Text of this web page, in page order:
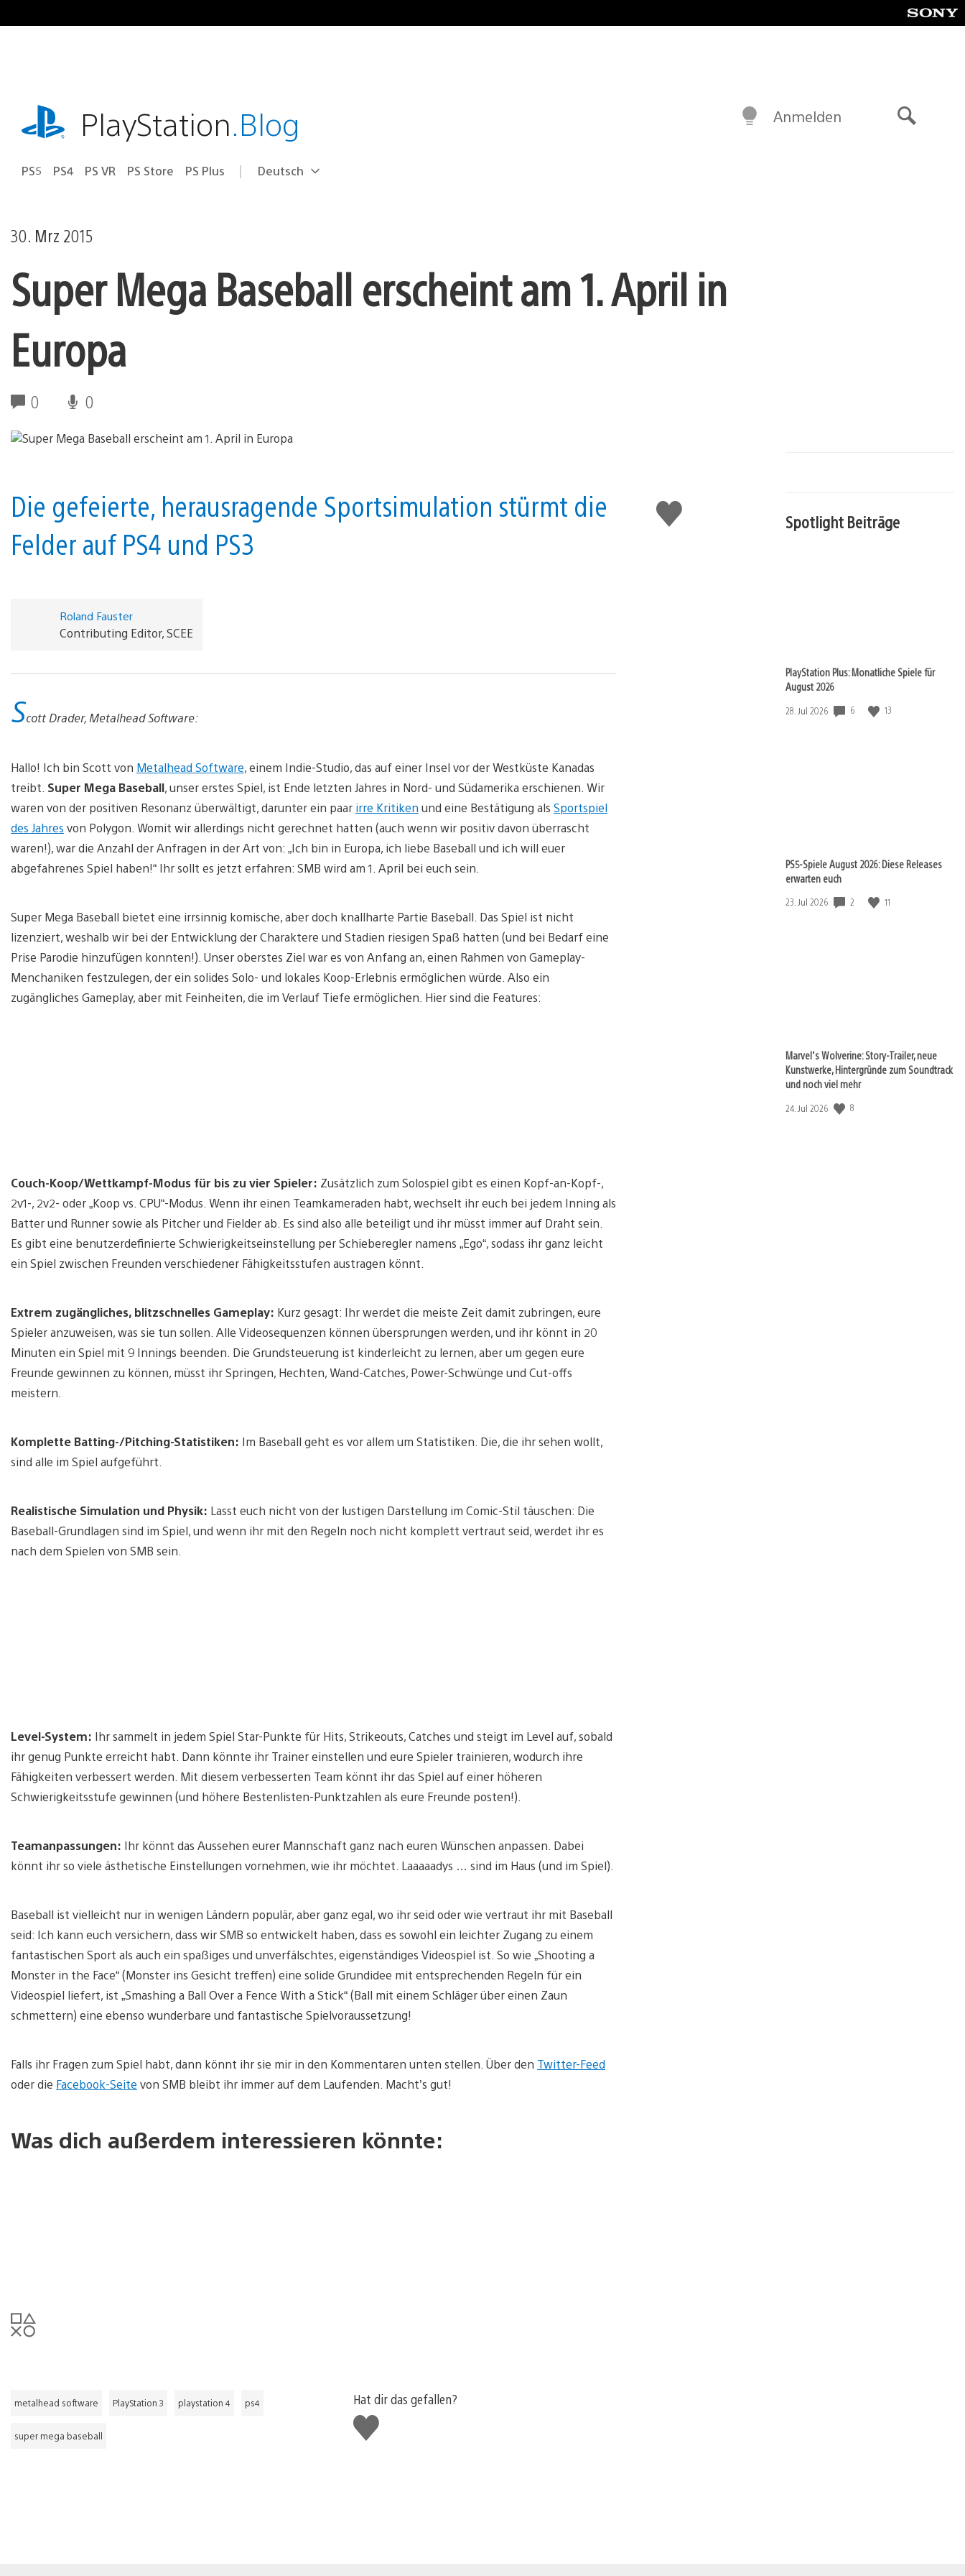
Inhalt
playstation.comPlayStation.Blog
PS5 PS4 PS VR PS Store PS Plus Select
Aktuelle
Deutsch
Anmelden
30. Mrz 2015
Super Mega Baseball erscheint am 1. April in
Europa
0 0
Gefällt
mir
Die gefeierte, herausragende Sportsimulation stürmt die
Felder auf PS4 und PS3
Roland Fauster
Contributing Editor, SCEE
Scott Drader, Metalhead Software:
Hallo! Ich bin Scott von Metalhead Software, einem Indie-Studio, das auf einer Insel vor der Westküste Kanadas
treibt. Super Mega Baseball, unser erstes Spiel, ist Ende letzten Jahres in Nord- und Südamerika erschienen. Wir
waren von der positiven Resonanz überwältigt, darunter ein paar irre Kritiken und eine Bestätigung als Sportspiel
des Jahres von Polygon. Womit wir allerdings nicht gerechnet hatten (auch wenn wir positiv davon überrascht
waren!), war die Anzahl der Anfragen in der Art von: „Ich bin in Europa, ich liebe Baseball und ich will euer
abgefahrenes Spiel haben!“ Ihr sollt es jetzt erfahren: SMB wird am 1. April bei euch sein.
Super Mega Baseball bietet eine irrsinnig komische, aber doch knallharte Partie Baseball. Das Spiel ist nicht
lizenziert, weshalb wir bei der Entwicklung der Charaktere und Stadien riesigen Spaß hatten (und bei Bedarf eine
Prise Parodie hinzufügen konnten!). Unser oberstes Ziel war es von Anfang an, einen Rahmen von Gameplay-
Menchaniken festzulegen, der ein solides Solo- und lokales Koop-Erlebnis ermöglichen würde. Also ein
zugängliches Gameplay, aber mit Feinheiten, die im Verlauf Tiefe ermöglichen. Hier sind die Features:
Couch-Koop/Wettkampf-Modus für bis zu vier Spieler: Zusätzlich zum Solospiel gibt es einen Kopf-an-Kopf-,
2v1-, 2v2- oder „Koop vs. CPU“-Modus. Wenn ihr einen Teamkameraden habt, wechselt ihr euch bei jedem Inning als
Batter und Runner sowie als Pitcher und Fielder ab. Es sind also alle beteiligt und ihr müsst immer auf Draht sein.
Es gibt eine benutzerdefinierte Schwierigkeitseinstellung per Schieberegler namens „Ego“, sodass ihr ganz leicht
ein Spiel zwischen Freunden verschiedener Fähigkeitsstufen austragen könnt.
Extrem zugängliches, blitzschnelles Gameplay: Kurz gesagt: Ihr werdet die meiste Zeit damit zubringen, eure
Spieler anzuweisen, was sie tun sollen. Alle Videosequenzen können übersprungen werden, und ihr könnt in 20
Minuten ein Spiel mit 9 Innings beenden. Die Grundsteuerung ist kinderleicht zu lernen, aber um gegen eure
Freunde gewinnen zu können, müsst ihr Springen, Hechten, Wand-Catches, Power-Schwünge und Cut-offs
meistern.
Komplette Batting-/Pitching-Statistiken: Im Baseball geht es vor allem um Statistiken. Die, die ihr sehen wollt,
sind alle im Spiel aufgeführt.
Realistische Simulation und Physik: Lasst euch nicht von der lustigen Darstellung im Comic-Stil täuschen: Die
Baseball-Grundlagen sind im Spiel, und wenn ihr mit den Regeln noch nicht komplett vertraut seid, werdet ihr es
nach dem Spielen von SMB sein.
Level-System: Ihr sammelt in jedem Spiel Star-Punkte für Hits, Strikeouts, Catches und steigt im Level auf, sobald
ihr genug Punkte erreicht habt. Dann könnte ihr Trainer einstellen und eure Spieler trainieren, wodurch ihre
Fähigkeiten verbessert werden. Mit diesem verbesserten Team könnt ihr das Spiel auf einer höheren
Schwierigkeitsstufe gewinnen (und höhere Bestenlisten-Punktzahlen als eure Freunde posten!).
Teamanpassungen: Ihr könnt das Aussehen eurer Mannschaft ganz nach euren Wünschen anpassen. Dabei
könnt ihr so viele ästhetische Einstellungen vornehmen, wie ihr möchtet. Laaaaadys … sind im Haus (und im Spiel).
Baseball ist vielleicht nur in wenigen Ländern populär, aber ganz egal, wo ihr seid oder wie vertraut ihr mit Baseball
seid: Ich kann euch versichern, dass wir SMB so entwickelt haben, dass es sowohl ein leichter Zugang zu einem
fantastischen Sport als auch ein spaßiges und unverfälschtes, eigenständiges Videospiel ist. So wie „Shooting a
Monster in the Face“ (Monster ins Gesicht treffen) eine solide Grundidee mit entsprechenden Regeln für ein
Videospiel liefert, ist „Smashing a Ball Over a Fence With a Stick“ (Ball mit einem Schläger über einen Zaun
schmettern) eine ebenso wunderbare und fantastische Spielvoraussetzung!
Falls ihr Fragen zum Spiel habt, dann könnt ihr sie mir in den Kommentaren unten stellen. Über den Twitter-Feed
oder die Facebook-Seite von SMB bleibt ihr immer auf dem Laufenden. Macht’s gut!
Was dich außerdem interessieren könnte:
metalhead software PlayStation 3 playstation 4 ps4
super mega baseball
Hat dir das gefallen?
Gefällt
mir
Spotlight Beiträge
PlayStation Plus: Monatliche Spiele für
August 2026
Veröffentlichungsdatum:
28. Jul 2026 6 13
PS5-Spiele August 2026: Diese Releases
erwarten euch
Veröffentlichungsdatum:
23. Jul 2026 2 11
Marvel‘s Wolverine: Story-Trailer, neue
Kunstwerke, Hintergründe zum Soundtrack
und noch viel mehr
Veröffentlichungsdatum:
24. Jul 2026 8